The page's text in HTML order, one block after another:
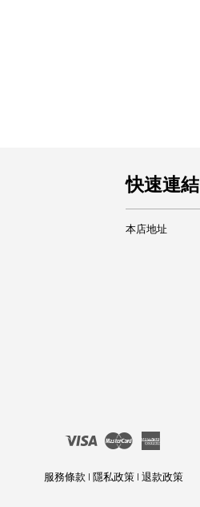
快速連結
本店地址
Visa Master
服務條款 | 隱私政策 | 退款政策